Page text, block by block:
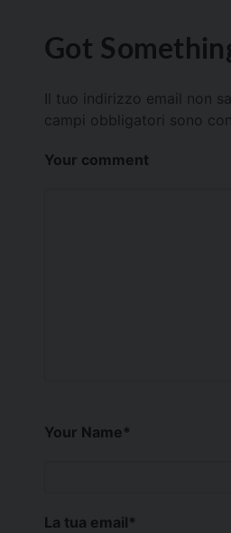
Got
Il tuo indirizzo email non
campi obbligatori sono
Your comment
Your Name*
La tua email*